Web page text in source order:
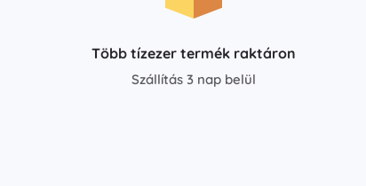
Több tízezer termék raktáron
Szállítás 3 nap belül